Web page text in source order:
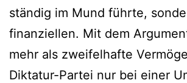
ständig im Mund führte,
finanziellen. Mit dem
mehr als zweifelhafte
Diktatur-Partei nur bei einer